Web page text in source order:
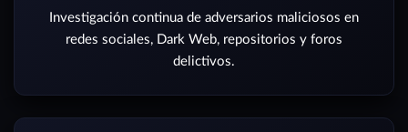
Investigación continua de adversarios maliciosos en
redes sociales, Dark Web, repositorios y foros
delictivos.